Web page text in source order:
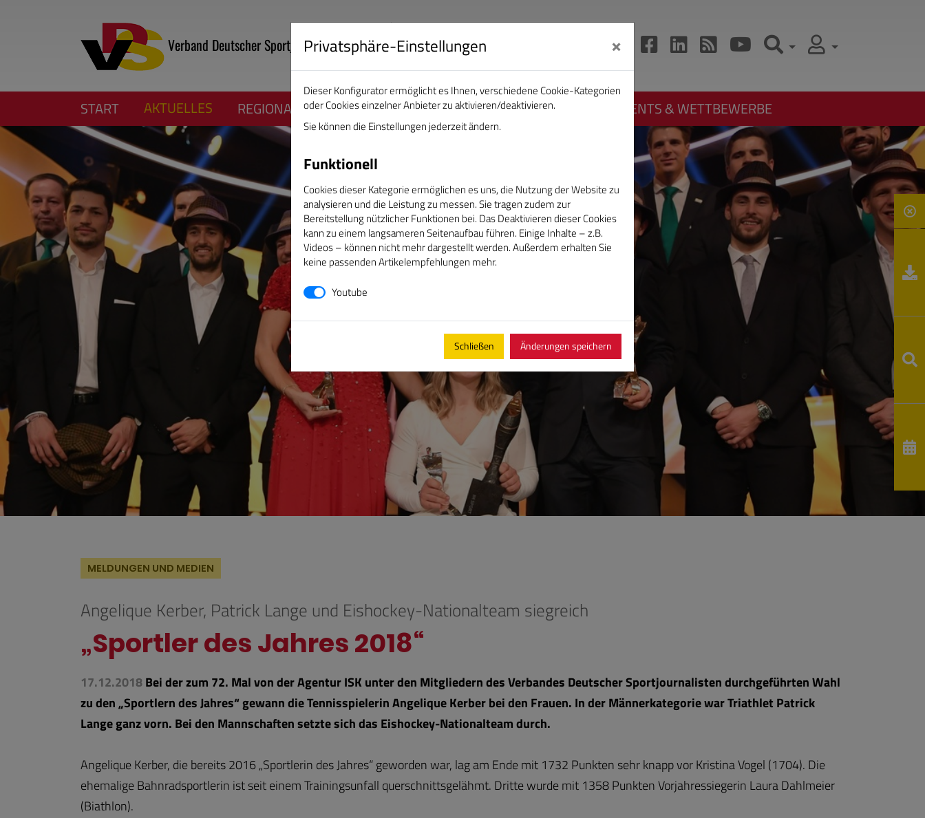
Verband Deutscher Sportjournalisten e.V. DAS GOLDENE BAND
START AKTUELLES REGIONALVEREINE ÜBER UNS SERVICE CAMPUS EVENTS & WETTBEWERBE
MELDUNGEN UND MEDIEN
Angelique Kerber, Patrick Lange und Eishockey-Nationalteam siegreich
„Sportler des Jahres 2018“
17.12.2018Bei der zum 72. Mal von der Agentur ISK unter den Mitgliedern des Verbandes Deutscher Sportjournalisten durchgeführten Wahl
zu den „Sportlern des Jahres“ gewann die Tennisspielerin Angelique Kerber bei den Frauen. In der Männerkategorie war Triathlet Patrick
Lange ganz vorn. Bei den Mannschaften setzte sich das Eishockey-Nationalteam durch.
Angelique Kerber, die bereits 2016 „Sportlerin des Jahres“ geworden war, lag am Ende mit 1732 Punkten sehr knapp vor Kristina Vogel (1704). Die
ehemalige Bahnradsportlerin ist seit einem Trainingsunfall querschnittsgelähmt. Dritte wurde mit 1358 Punkten Vorjahressiegerin Laura Dahlmeier
(Biathlon).
Privatsphäre-Einstellungen ×
Dieser Konfigurator ermöglicht es Ihnen, verschiedene Cookie-Kategorien
oder Cookies einzelner Anbieter zu aktivieren/deaktivieren.
Sie können die Einstellungen jederzeit ändern.
Funktionell
Cookies dieser Kategorie ermöglichen es uns, die Nutzung der Website zu
analysieren und die Leistung zu messen. Sie tragen zudem zur
Bereitstellung nützlicher Funktionen bei. Das Deaktivieren dieser Cookies
kann zu einem langsameren Seitenaufbau führen. Einige Inhalte – z.B.
Videos – können nicht mehr dargestellt werden. Außerdem erhalten Sie
keine passenden Artikelempfehlungen mehr.
Youtube
Schließen Änderungen speichern